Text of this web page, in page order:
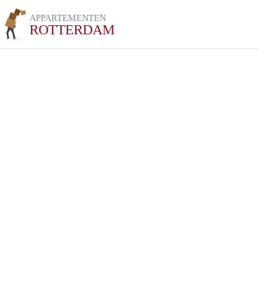
APPARTEMENTEN
ROTTERDAM